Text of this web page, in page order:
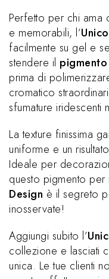
Perfetto per chi ama
e memorabili, l’
facilmente su gel e
stendere il pigmento
prima di
cromatico
sfumature iridescenti
La texture finissima
uniforme e un
Ideale per
questo pigmento per
Design è il segreto
inosservate!
Aggiungi subito l’
collezione e lasciati
unica. Le tue clienti